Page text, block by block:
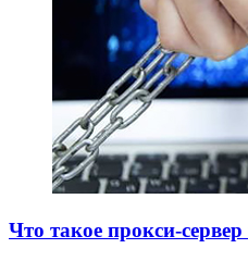
Что такое прокси-